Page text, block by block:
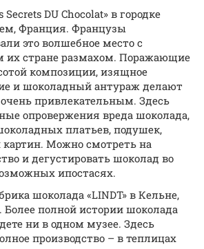
Secrets DU Chocolat» в городке
Франция. Французы
это волшебное место с
их стране размахом. Поражающие
композиции, изящное
и шоколадный антураж делают
привлекательным. Здесь
опровержения вреда шоколада,
платьев, подушек,
картин. Можно смотреть на
и дегустировать шоколад во
ипостасях.
шоколада «LINDT» в Кельне,
Более полной истории шоколада
ни в одном музее. Здесь
производство – в теплицах